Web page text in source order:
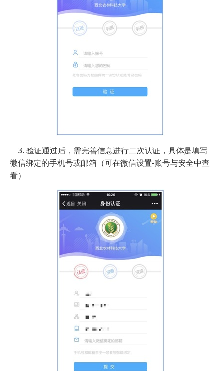
3. 验证通过后，需完善信息进行二次认证，具体是填写
微信绑定的手机号或邮箱（可在微信设置-账号与安全中查
看）